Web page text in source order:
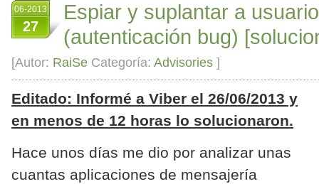
06-2013
27
Espiar y suplantar a
(autenticación bug)
[Autor: RaiSe Categoría: Advisories ]
Editado: Informé a Viber el 26/06/2013 y
en menos de 12 horas lo solucionaron.
Hace unos días me dio por analizar unas
cuantas aplicaciones de mensajería